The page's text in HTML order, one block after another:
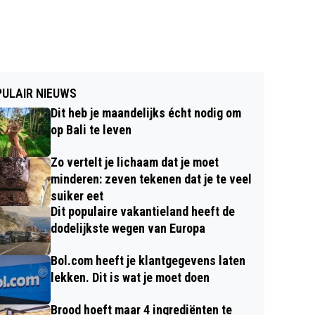
NIEUWS
Dit heb je maandelijks écht nodig om
op Bali te leven
Zo vertelt je lichaam dat je moet
minderen: zeven tekenen dat je te veel
suiker eet
Dit populaire vakantieland heeft de
dodelijkste wegen van Europa
Bol.com heeft je klantgegevens laten
lekken. Dit is wat je moet doen
Brood hoeft maar 4 ingrediënten te